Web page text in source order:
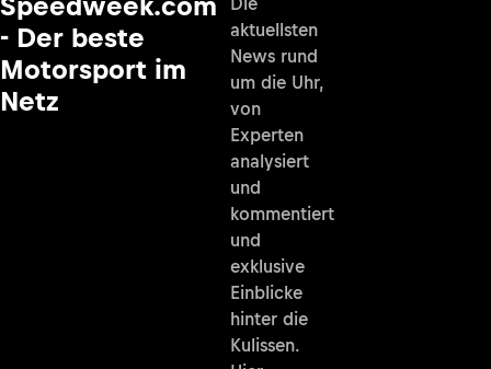
- Der beste
Motorsport im
Netz
aktuellsten
News rund
um die Uhr,
von
Experten
analysiert
und
kommentiert
und
exklusive
Einblicke
hinter die
Kulissen.